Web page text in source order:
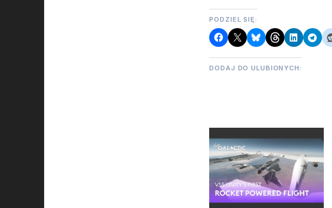
PODZIEL SIĘ:
DODAJ DO ULUBIONYCH: